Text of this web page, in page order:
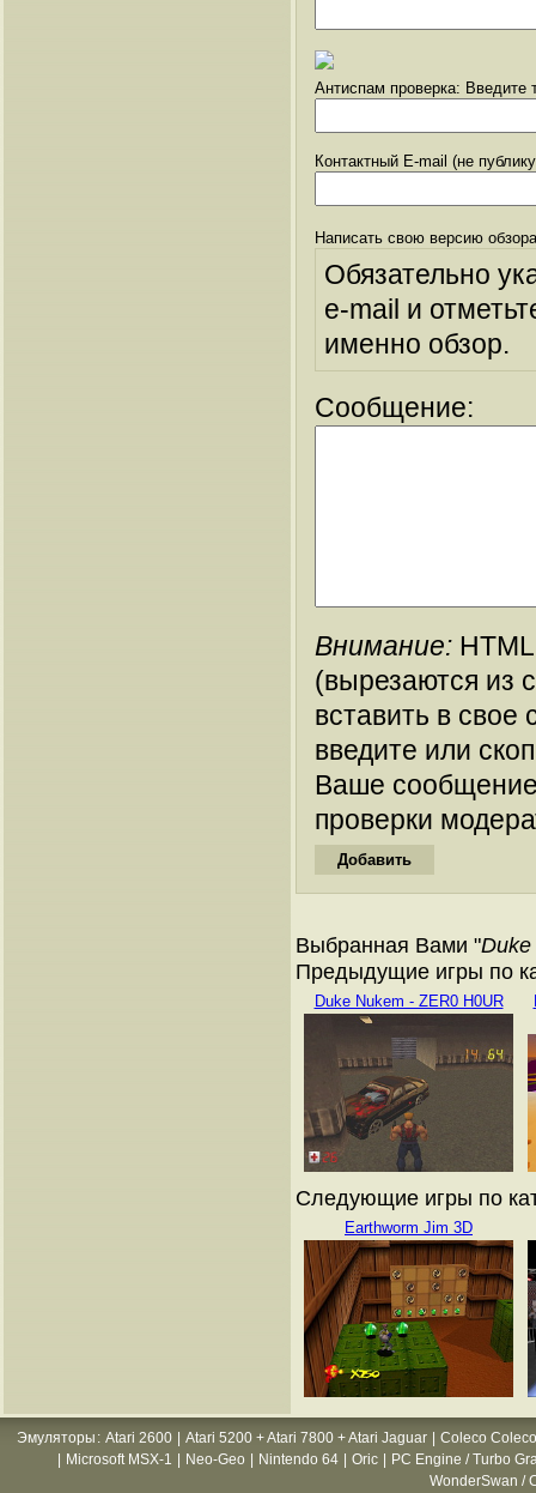
Антиспам проверка: Введите
Контактный E-mail (не
Написать свою версию
Обязательно
e-mail и
именно обзор.
Сообщение:
Внимание:
(вырезаются из
вставить в
введите или
Ваше
проверки
Выбранная Вами "
Предыдущие игры по
Duke Nukem - ZER0 H0UR
Следующие игры по
Earthworm Jim 3D
Эмуляторы : Atari 2600 Atari 5200 + Atari 7800 + Atari Jaguar
Coleco
Microsoft MSX-1 Neo-Geo Nintendo 64 Oric
PC Engine / Turbo
WonderSwan /